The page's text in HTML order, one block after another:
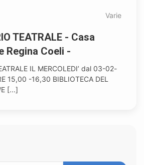
Varie
TEATRALE - Casa
Regina Coeli -
IL MERCOLEDI’ dal 03-02-
15,00 -16,30 BIBLIOTECA DEL
[...]